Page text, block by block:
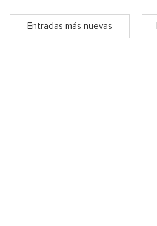
Entradas más nuevas